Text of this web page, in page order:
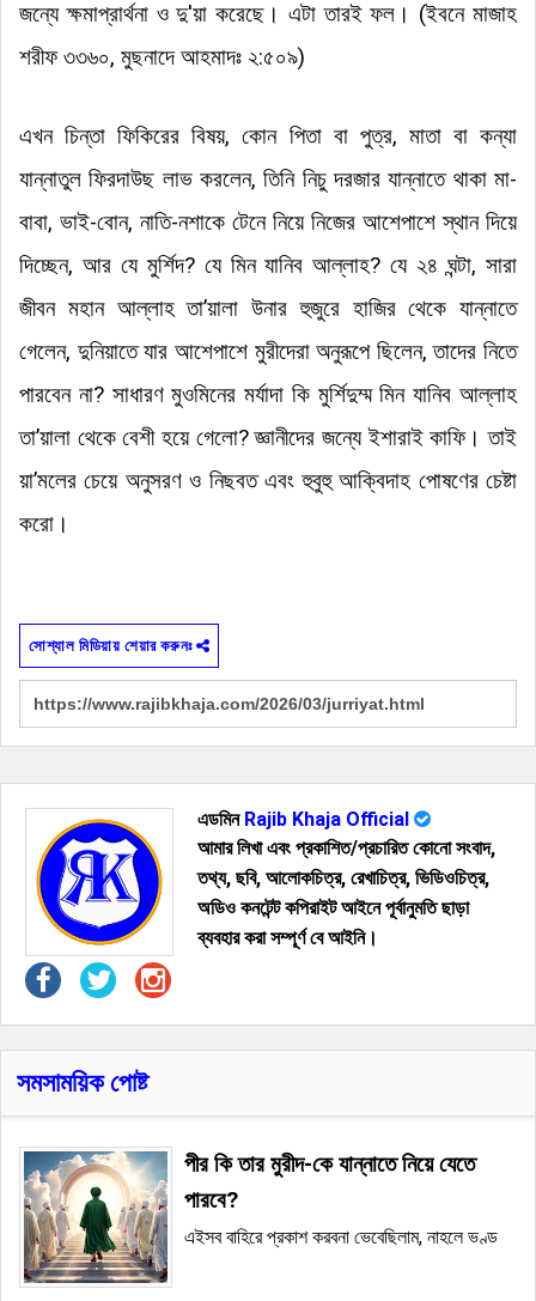
জন্যে ক্ষমাপ্রার্থনা ও দু'য়া করেছে । এটা তারই ফল । (ইবনে মাজাহ
শরীফ ৩৩৬০, মুছনাদে আহমাদঃ ২:৫০৯)
এখন চিন্তা ফিকিরের বিষয়, কোন পিতা বা পুত্র, মাতা বা কন্যা
যান্নাতুল ফিরদাউছ লাভ করলেন, তিনি নিচু দরজার যান্নাতে থাকা মা-
বাবা, ভাই-বোন, নাতি-নশাকে টেনে নিয়ে নিজের আশেপাশে স্থান দিয়ে
দিচ্ছেন, আর যে মুর্শিদ? যে মিন যানিব আল্লাহ? যে ২৪ ঘন্টা, সারা
জীবন মহান আল্লাহ তা’য়ালা উনার হুজুরে হাজির থেকে যান্নাতে
গেলেন, দুনিয়াতে যার আশেপাশে মুরীদেরা অনুরূপে ছিলেন, তাদের নিতে
পারবেন না? সাধারণ মুওমিনের মর্যাদা কি মুর্শিদুম্ম মিন যানিব আল্লাহ
তা’য়ালা থেকে বেশী হয়ে গেলো? জ্ঞানীদের জন্যে ইশারাই কাফি।তাই
য়া’মলের চেয়ে অনুসরণ ও নিছবত এবং হুবুহু আক্বিদাহ পোষণের চেষ্টা
করো ।
সোশ্যাল মিডিয়ায় শেয়ার করুনঃ
এডমিন Rajib Khaja Official
আমার লিখা এবং প্রকাশিত/প্রচারিত কোনো সংবাদ,
তথ্য, ছবি, আলোকচিত্র, রেখাচিত্র, ভিডিওচিত্র,
অডিও কনটেন্ট কপিরাইট আইনে পূর্বানুমতি ছাড়া
ব্যবহার করা সম্পূর্ণ বে আইনি।
সমসাময়িক পোষ্ট
পীর কি তার মুরীদ-কে যান্নাতে নিয়ে যেতে
পারবে?
এইসব বাহিরে প্রকাশ করবনা ভেবেছিলাম, নাহলে ভণ্ড